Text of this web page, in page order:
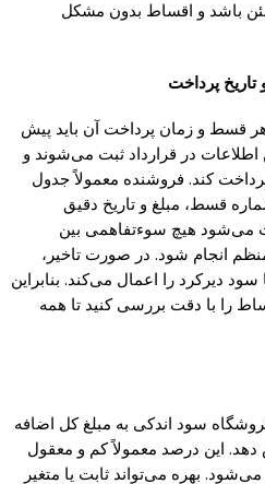
باشد و اقساط بدون مشکل
قسط و زمان پرداخت آن باید پیش
در قرارداد ثبت می‌شوند و
کند. فروشنده معمولاً جدول
قسط، مبلغ و تاریخ دقیق
می‌شود هیچ سوءتفاهمی بین
انجام شود. در صورت تاخیر،
دیرکرد را اعمال می‌کند. بنابراین
را با دقت بررسی کنید تا همه
سود اندکی به مبلغ کل اضافه
این درصد معمولاً کم و معقول
بهره می‌تواند ثابت یا متغیر